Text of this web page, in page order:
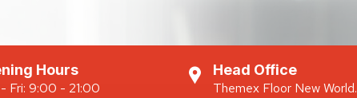
Hours
Fri: 9:00 - 21:00
Head Office
Themex Floor New World.